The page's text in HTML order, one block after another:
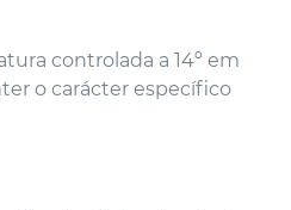
controlada a 14º em
o carácter específico